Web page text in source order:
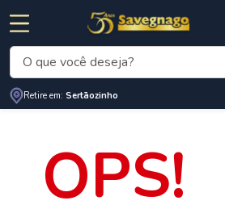
CUPOM DE DESCONTO
O que você deseja?
Retire em: Sertãozinho
Termos mais buscados
cafe
cerveja